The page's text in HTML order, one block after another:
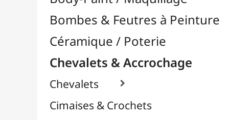
Cintres à Tableaux
Tables à Dessin
Enfants / Scolaire
Esquisse & Dessin
Feutres & Stylos
Librairie / Livres
Médiums, Vernis & Colles